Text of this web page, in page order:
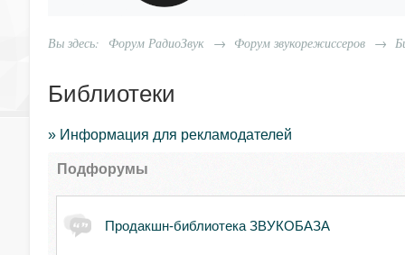
Вы здесь: Форум РадиоЗвук → Форум звукорежиссеров →
Библиотеки
» Информация для рекламодателей
Подфорумы
Продакшн-библиотека ЗВУКОБАЗА